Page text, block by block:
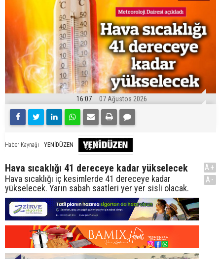
16:07 07 Ağustos 2026
Haber Kaynağı YENİDÜZEN
Hava sıcaklığı 41 dereceye kadar yükselecek
Hava sıcaklığı iç kesimlerde 41 dereceye kadar
yükselecek. Yarın sabah saatleri yer yer sisli olacak.
A+
A-